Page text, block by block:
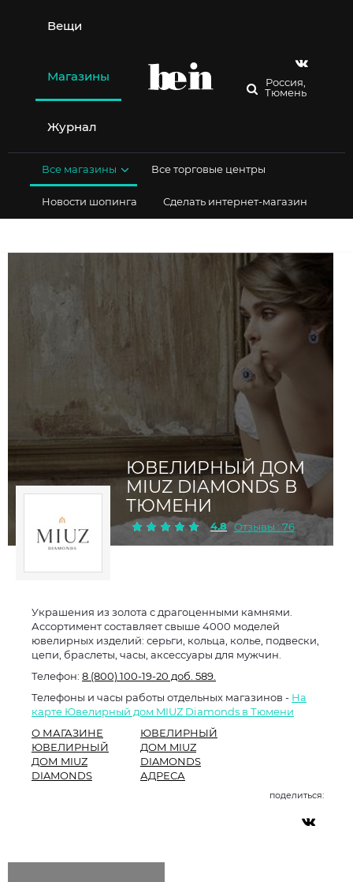
содержимому
Вещи
Магазины
Журнал
Россия,
Тюмень
Все магазины Все торговые центры
Новости шопинга Сделать интернет-магазин
ЮВЕЛИРНЫЙ ДОМ
MIUZ DIAMONDS В
ТЮМЕНИ
4.8 Отзывы : 76
Украшения из золота с драгоценными камнями.
Ассортимент составляет свыше 4000 моделей
ювелирных изделий: серьги, кольца, колье, подвески,
цепи, браслеты, часы, аксессуары для мужчин.
Телефон: 8 (800) 100-19-20 доб. 589.
Телефоны и часы работы отдельных магазинов - На
карте Ювелирный дом MIUZ Diamonds в Тюмени
О МАГАЗИНЕ
ЮВЕЛИРНЫЙ
ДОМ MIUZ
DIAMONDS
ЮВЕЛИРНЫЙ
ДОМ MIUZ
DIAMONDS
АДРЕСА
поделиться: